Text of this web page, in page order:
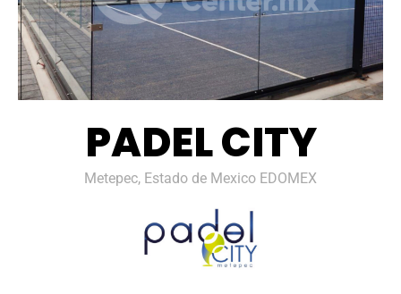
PADEL CITY
Metepec, Estado de Mexico EDOMEX